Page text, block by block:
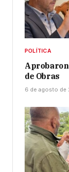
POLÍTICA
de Obras
6 de agosto de